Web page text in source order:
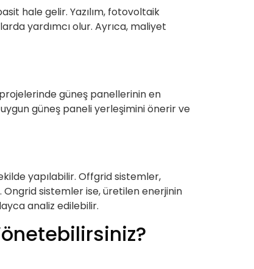
hale gelir. Yazılım, fotovoltaik
yardımcı olur. Ayrıca, maliyet
projelerinde güneş panellerinin en
güneş paneli yerleşimini önerir ve
yapılabilir. Offgrid sistemler,
sistemler ise, üretilen enerjinin
analiz edilebilir.